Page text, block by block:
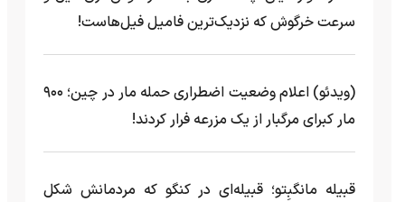
سرعت خرگوش که نزدیک‌ترین فامیل فیل‌هاست!
(ویدئو) اعلام وضعیت اضطراری حمله مار‌ در چین؛ ۹۰۰
مار کبرای مرگبار از یک مزرعه‌ فرار کردند!
قبیله مانگبِتو؛ قبیله‌ای در کنگو که مردمانش شکل